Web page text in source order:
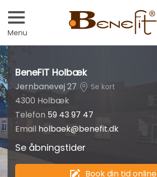
Menu
BeneFiT Holbæk
Jernbanevej 27 Se kort
4300 Holbæk
Telefon 59 43 97 47
Email holbaek@benefit.dk
Se åbningstider
Book din tid online